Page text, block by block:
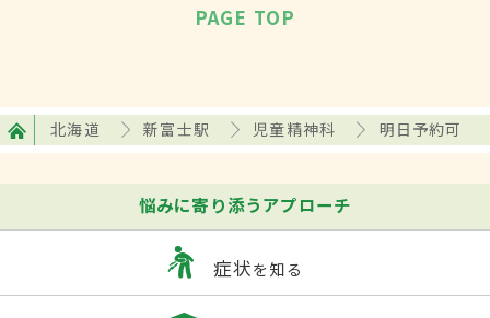
PAGE TOP
北海道 新富士駅 児童精神科 明日予約可
悩みに寄り添うアプローチ
症状を知る